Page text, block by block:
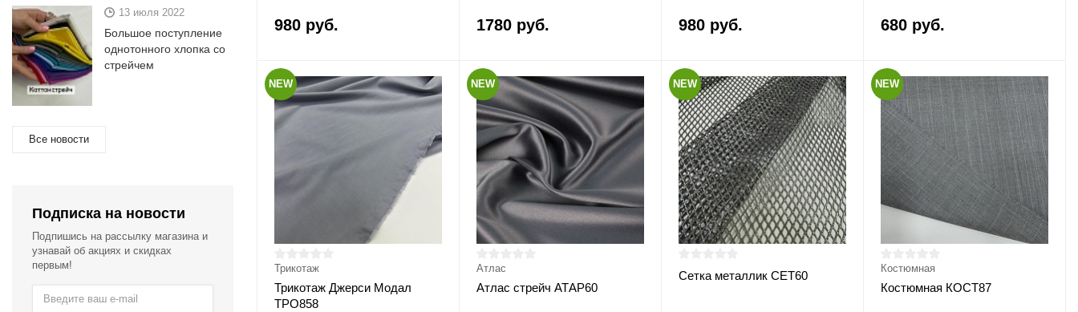
13 июля 2022
Большое поступление
однотонного хлопка со
стрейчем
Все новости
Подписка на новости
Подпишись на рассылку магазина и
узнавай об акциях и скидках
первым!
980 руб. 1780 руб. 980 руб. 680 руб.
NEW
Трикотаж
Трикотаж Джерси Модал
ТРО858
NEW
Атлас
Атлас стрейч АТАР60
NEW
Сетка металлик СЕТ60
NEW
Костюмная
Костюмная КОСТ87